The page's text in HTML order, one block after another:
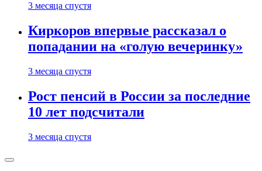
3 месяца спустя
Киркоров впервые рассказал о
попадании на «голую вечеринку»
3 месяца спустя
Рост пенсий в России за последние
10 лет подсчитали
3 месяца спустя